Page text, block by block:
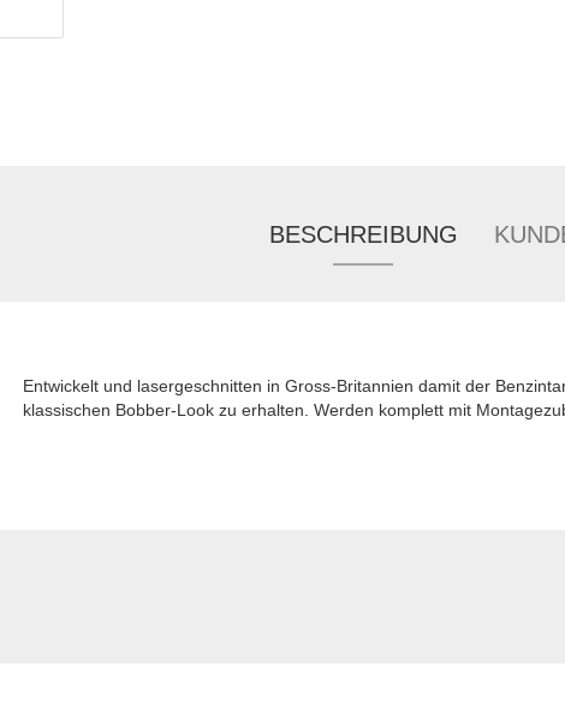
BESCHREIBUNG
Entwickelt und lasergeschnitten in Gross-Britannien damit der
klassischen Bobber-Look zu erhalten. Werden komplett mit